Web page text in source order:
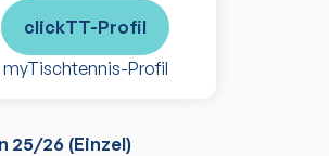
clickTT-Profil
myTischtennis-Profil
25/26 (Einzel)